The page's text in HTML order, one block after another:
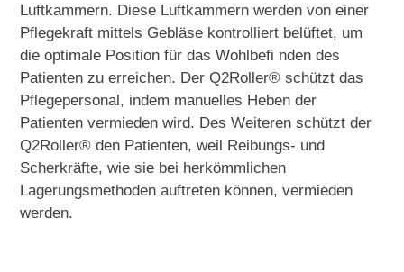
Luftkammern. Diese Luftkammern werden von einer
Pflegekraft mittels Gebläse kontrolliert belüftet, um
die optimale Position für das Wohlbefi nden des
Patienten zu erreichen. Der Q2Roller® schützt das
Pflegepersonal, indem manuelles Heben der
Patienten vermieden wird. Des Weiteren schützt der
Q2Roller® den Patienten, weil Reibungs- und
Scherkräfte, wie sie bei herkömmlichen
Lagerungsmethoden auftreten können, vermieden
werden.